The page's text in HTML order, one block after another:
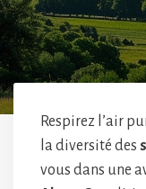
Respirez l’air
la diversité des
vous dans une